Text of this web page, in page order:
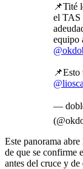
📌Tité
el TAS
equipo
📌Esto
—
Este panorama
de que se confirme
antes del cruce y